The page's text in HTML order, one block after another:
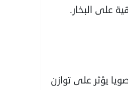
على البخار.
يؤثر على توازن